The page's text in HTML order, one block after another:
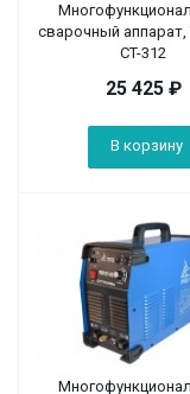
сварочный аппарат,
CT-312
25 425₽
В корзину